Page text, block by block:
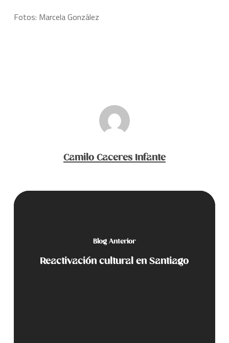
Fotos: Marcela González
Camilo Caceres Infante
Blog Anterior
Reactivación cultural en Santiago